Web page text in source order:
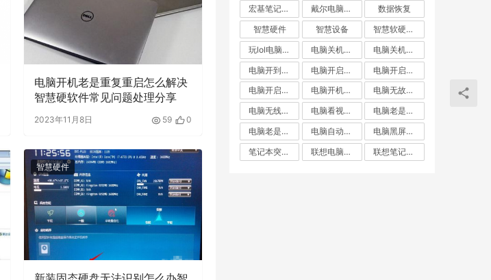
电脑开机老是重复重启怎么解决
智慧硬软件常见问题处理分享
2023年11月8日 59 0
智慧硬件
宏基笔记本自动重启
戴尔电脑自动重启
数据恢复
智慧硬件
智慧设备
智慧软硬件常见问题出来
玩lol电脑重启
电脑关机却重启
电脑关机后自动重启
电脑开到一半就重启
电脑开启不断重启
电脑开启后自动重启
电脑开启无线重启
电脑开机就重启
电脑无故重启
电脑无线重启
电脑看视频自动重启
电脑老是重启
电脑老是黑屏重启
电脑自动重启
电脑黑屏重启
笔记本突然重启
联想电脑关机后自动重启 联想笔记本自动重启